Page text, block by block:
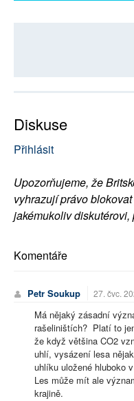
Diskuse
Přihlásit
Upozorňujeme, že
vyhrazují právo
jakémukoliv
Komentáře
Petr Soukup 27. čvc.
Má nějaký zásadní
rašeliništích? Platí to
že když většina CO2
uhlí, vysázení lesa
uhlíku uložené hluboko
Les může mít ale
krajině.